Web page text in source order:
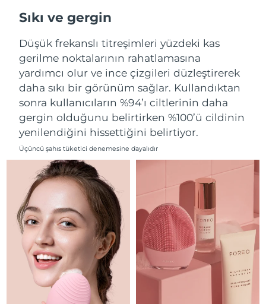
Sıkı ve gergin
Düşük frekanslı titreşimleri yüzdeki kas
gerilme noktalarının rahatlamasına
yardımcı olur ve ince çizgileri düzleştirerek
daha sıkı bir görünüm sağlar. Kullandıktan
sonra kullanıcıların %94’ı ciltlerinin daha
gergin olduğunu belirtirken %100’ü cildinin
yenilendiğini hissettiğini belirtiyor.
Üçüncü şahıs tüketici denemesine dayalıdır
Lübnan
Tahmini teslim tarihi
11/08/2026
Litvanya
Tahmini teslim tarihi
10/08/2026
Lüksemburg
Tahmini teslim tarihi
10/08/2026
Çin Makao ÖİB
Malezya
Tahmini teslim tarihi
13/08/2026
Malta
Tahmini teslim tarihi
10/08/2026
Meksika
Tahmini teslim tarihi
14/08/2026
Monako
Tahmini teslim tarihi